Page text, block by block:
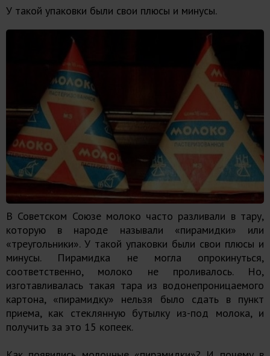
У такой упаковки были свои плюсы и минусы.
В Советском Союзе молоко часто разливали в тару,
которую в народе называли «пирамидки» или
«треугольники». У такой упаковки были свои плюсы и
минусы. Пирамидка не могла опрокинуться,
соответственно, молоко не проливалось. Но,
изготавливалась такая тара из водонепроницаемого
картона, «пирамидку» нельзя было сдать в пункт
приема, как стеклянную бутылку из-под молока, и
получить за это 15 копеек.